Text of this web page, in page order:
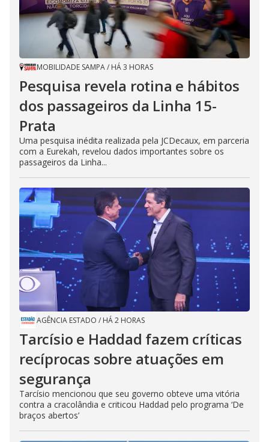
MOBILIDADE SAMPA/ HÁ 3 HORAS
Pesquisa revela rotina e hábitos
dos passageiros da Linha 15-
Prata
Uma pesquisa inédita realizada pela JCDecaux, em parceria
com a Eurekah, revelou dados importantes sobre os
passageiros da Linha...
AGÊNCIA ESTADO / HÁ 2 HORAS
Tarcísio e Haddad fazem críticas
recíprocas sobre atuações em
segurança
Tarcísio mencionou que seu governo obteve uma vitória
contra a cracolândia e criticou Haddad pelo programa ‘De
braços abertos’